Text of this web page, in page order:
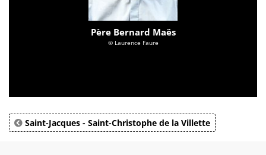
Père Bernard Maës
© Laurence Faure
Saint-Jacques - Saint-Christophe de la Villette